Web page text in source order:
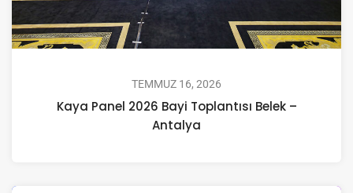
TEMMUZ 16, 2026
Kaya Panel 2026 Bayi Toplantısı Belek –
Antalya